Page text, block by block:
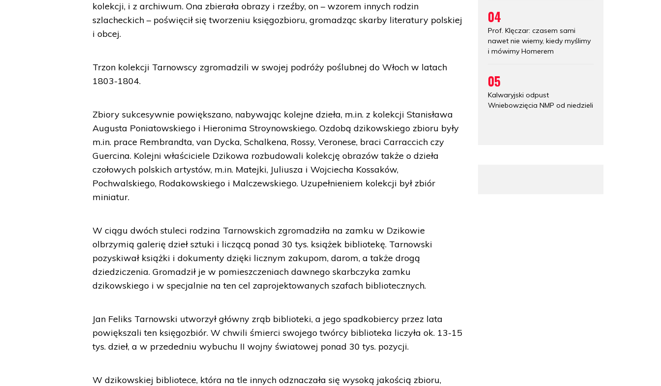
kolekcji, i z archiwum. Ona zbierała obrazy i rzeźby, on – wzorem innych rodzin
szlacheckich – poświęcił się tworzeniu księgozbioru, gromadząc skarby literatury polskiej
i obcej.
Trzon kolekcji Tarnowscy zgromadzili w swojej podróży poślubnej do Włoch w latach
1803-1804.
Zbiory sukcesywnie powiększano, nabywając kolejne dzieła, m.in. z kolekcji Stanisława
Augusta Poniatowskiego i Hieronima Stroynowskiego. Ozdobą dzikowskiego zbioru były
m.in. prace Rembrandta, van Dycka, Schalkena, Rossy, Veronese, braci Carraccich czy
Guercina. Kolejni właściciele Dzikowa rozbudowali kolekcję obrazów także o dzieła
czołowych polskich artystów, m.in. Matejki, Juliusza i Wojciecha Kossaków,
Pochwalskiego, Rodakowskiego i Malczewskiego. Uzupełnieniem kolekcji był zbiór
miniatur.
W ciągu dwóch stuleci rodzina Tarnowskich zgromadziła na zamku w Dzikowie
olbrzymią galerię dzieł sztuki i liczącą ponad 30 tys. książek bibliotekę. Tarnowski
pozyskiwał książki i dokumenty dzięki licznym zakupom, darom, a także drogą
dziedziczenia. Gromadził je w pomieszczeniach dawnego skarbczyka zamku
dzikowskiego i w specjalnie na ten cel zaprojektowanych szafach bibliotecznych.
Jan Feliks Tarnowski utworzył główny zrąb biblioteki, a jego spadkobiercy przez lata
powiększali ten księgozbiór. W chwili śmierci swojego twórcy biblioteka liczyła ok. 13-15
tys. dzieł, a w przededniu wybuchu II wojny światowej ponad 30 tys. pozycji.
W dzikowskiej bibliotece, która na tle innych odznaczała się wysoką jakością zbioru,
04
Prof. Klęczar: czasem sami
nawet nie wiemy, kiedy myślimy
i mówimy Homerem
05
Kalwaryjski odpust
Wniebowzięcia NMP od niedzieli